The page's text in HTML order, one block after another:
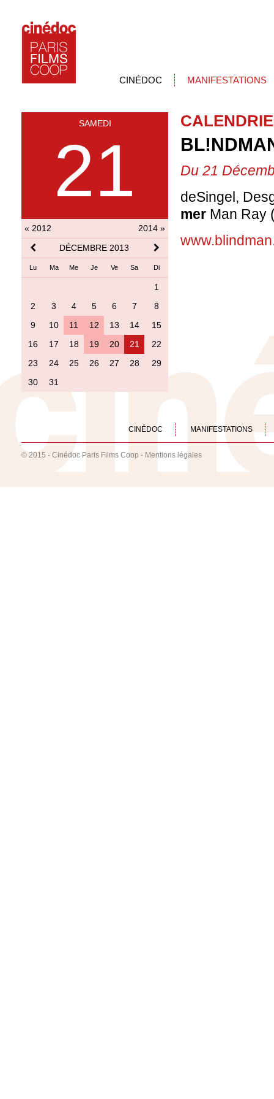
CINÉDOC MANIFESTATIONS
SAMEDI
21
« 2012
2014 »
DÉCEMBRE 2013
Lu Ma Me Je Ve Sa Di
1
2
3 4 5 6 7
8
9
10 11 12 13 14
15
16
17 18 19 20 21
22
23
24 25 26 27 28
29
30
31
Du 21
deSingel,
mer Man Ray
CINÉDOC MANIFESTATIONS
© 2015 - Cinédoc Paris Films Coop - Mentions légales